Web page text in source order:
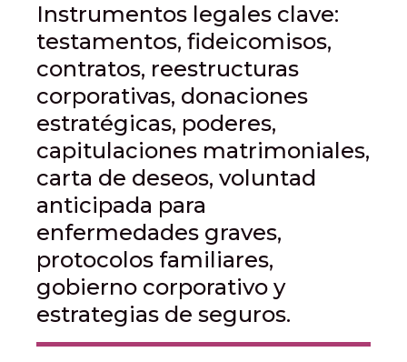
Instrumentos legales clave:
testamentos, fideicomisos,
contratos, reestructuras
corporativas, donaciones
estratégicas, poderes,
capitulaciones matrimoniales,
carta de deseos, voluntad
anticipada para
enfermedades graves,
protocolos familiares,
gobierno corporativo y
estrategias de seguros.